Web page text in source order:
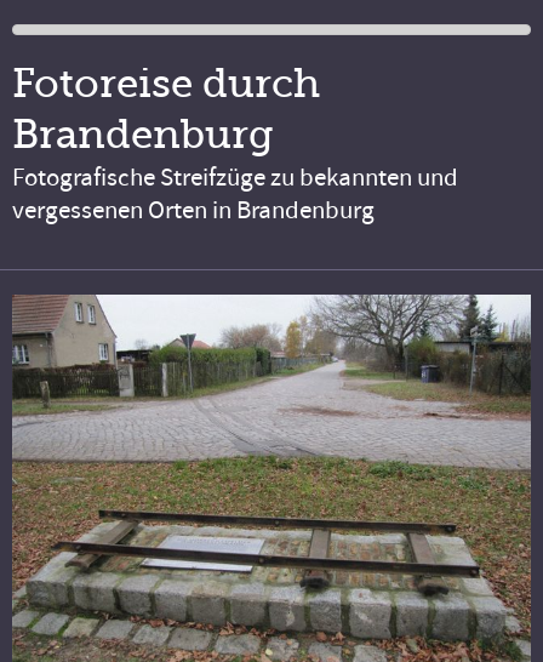
Fotoreise durch
Brandenburg
Fotografische Streifzüge zu bekannten und
vergessenen Orten in Brandenburg